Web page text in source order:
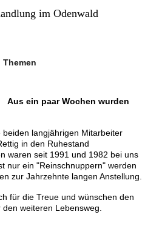
im Odenwald
Aus ein paar Wochen wurden
langjährigen Mitarbeiter
in den Ruhestand
waren seit 1991 und 1982 bei uns
nur ein "Reinschnuppern" werden
zur Jahrzehnte langen Anstellung.
für die Treue und wünschen den
weiteren Lebensweg.